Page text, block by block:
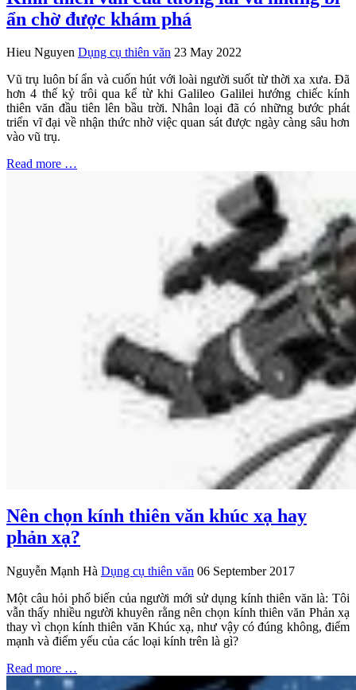
ẩn chờ được khám phá
Hieu Nguyen Dụng cụ thiên văn 23 May 2022
Vũ trụ luôn bí ẩn và cuốn hút với loài người suốt từ thời xa xưa. Đã
hơn 4 thế kỷ trôi qua kể từ khi Galileo Galilei hướng chiếc kính
thiên văn đầu tiên lên bầu trời. Nhân loại đã có những bước phát
triển vĩ đại về nhận thức nhờ việc quan sát được ngày càng sâu hơn
vào vũ trụ.
Read more …
Nên chọn kính thiên văn khúc xạ hay
phản xạ?
Nguyễn Mạnh Hà Dụng cụ thiên văn 06 September 2017
Một câu hỏi phổ biến của người mới sử dụng kính thiên văn là: Tôi
vẫn thấy nhiều người khuyên rằng nên chọn kính thiên văn Phản xạ
thay vì chọn kính thiên văn Khúc xạ, như vậy có đúng không, điểm
mạnh và điểm yếu của các loại kính trên là gì?
Read more …